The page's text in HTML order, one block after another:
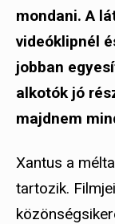
mondani. A
videóklipnél
jobban
alkotók jó
majdnem
Xantus a
tartozik.